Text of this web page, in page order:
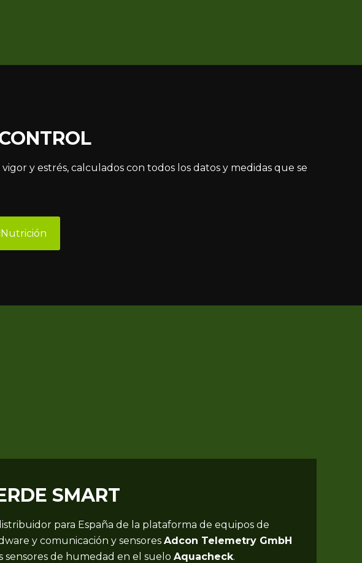
y estrés, calculados con todos los datos y medidas que se
Nutrición
SMART
para España de la plataforma de equipos de
y comunicación y sensores Adcon Telemetry GmbH
sensores de humedad en el suelo Aquacheck.